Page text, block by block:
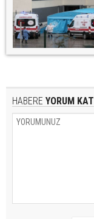
HABERE YORUM KAT